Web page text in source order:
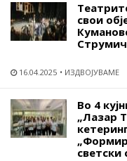
свои
16.04.2025 ИЗДВОЈУВАМЕ
Во 4
„Лазар
светски